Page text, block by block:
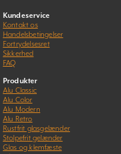
Kundeservice
Kontakt os
Handelsbetingelser
Fortrydelsesret
Sikkerhed
FAQ
Produkter
Alu Classic
Alu Color
Alu Modern
Alu Retro
Rustfrit glasgelænder
Stolpefrit gelænder
Glas og klemfæste